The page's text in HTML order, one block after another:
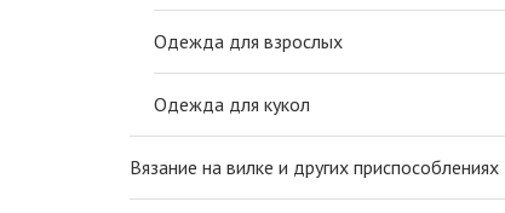
Одежда для взрослых
Одежда для кукол
Вязание на вилке и других приспособлениях